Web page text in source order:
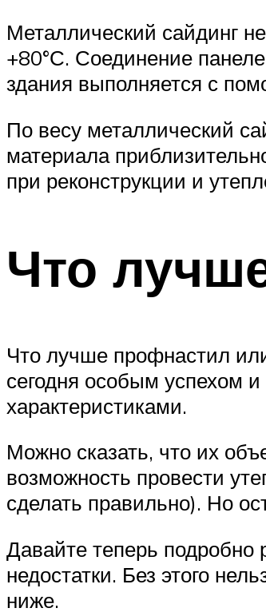
Металлический сайдинг
+80°С. Соединение
здания выполняется с
По весу металлический
материала
при реконструкции и
Что
Что лучше профнастил
сегодня особым успехом
характеристиками.
Можно сказать, что их
возможность провести
сделать правильно). Но
Давайте теперь подробно
недостатки. Без этого
ниже.